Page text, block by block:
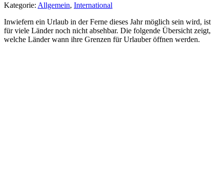
Kategorie: Allgemein, International
Inwiefern ein Urlaub in der Ferne dieses Jahr möglich sein wird, ist
für viele Länder noch nicht absehbar. Die folgende Übersicht zeigt,
welche Länder wann ihre Grenzen für Urlauber öffnen werden.